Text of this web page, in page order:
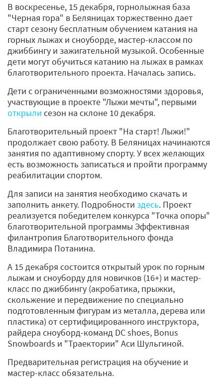
В воскресенье, 15 декабря, горнолыжная база
"Черная гора" в Беляницах торжественно дает
старт сезону бесплатным обучением катания на
горных лыжах и сноуборде, мастер-классом по
джиббингу и зажигательной музыкой. Особенные
дети могут обучиться катанию на лыжах в рамках
благотворительного проекта. Началась запись.
Дети с ограниченными возможностями здоровья,
участвующие в проекте "Лыжи мечты", первыми
открыли сезон на склоне 10 декабря.
Благотворительный проект "На старт! Лыжи!"
продолжает свою работу. В Беляницах начинаются
занятия по адаптивному спорту. У всех желающих
есть возможность записаться и пройти программу
реабилитации спортом.
Для записи на занятия необходимо скачать и
заполнить анкету. Подробности здесь. Проект
реализуется победителем конкурса "Точка опоры"
благотворительной программы Эффективная
филантропия Благотворительного фонда
Владимира Потанина.
А 15 декабря состоится открытый урок по горным
лыжам и сноуборду для новичков (16+) и мастер-
класс по джиббингу (акробатика, прыжки,
скольжение и передвижение по специально
подготовленным фигурам из металла, дерева или
пластика) от сертифицированного инструктора,
райдера сноуборд-команд DC shoes, Bonus
Snowboards и "Траектории" Аси Шульгиной.
Предварительная регистрация на обучение и
мастер-класс обязательна.